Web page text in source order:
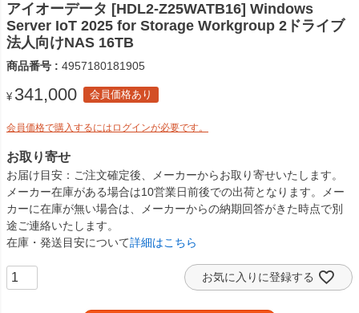
アイオーデータ [HDL2-Z25WATB16] Windows
Server IoT 2025 for Storage Workgroup 2ドライブ
法人向けNAS 16TB
商品番号 4957180181905
¥ 341,000 会員価格あり
会員価格で購入するにはログインが必要です。
お取り寄せ
お届け目安
ご注文確定後、メーカーからお取り寄せいたします。
メーカー在庫がある場合は10営業日前後での出荷となります。メー
カーに在庫が無い場合は、メーカーからの納期回答がきた時点で別
途ご連絡いたします。
在庫・発送目安について詳細はこちら
お気に入りに登録する